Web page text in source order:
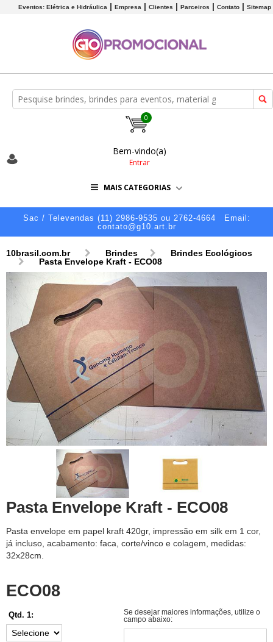
Eventos: Elétrica e Hidráulica Empresa Clientes Parceiros Contato Sitemap
0
Bem-vindo(a)
Entrar
MAIS CATEGORIAS
Sac / Televendas (11) 2986-9535 ou 2762-4664
Email:
contato@g10.art.br
10brasil.com.br Brindes
Brindes Ecológicos
Pasta Envelope Kraft - ECO08
Pasta Envelope Kraft - ECO08
Pasta envelope em papel kraft 420gr, impressão em silk em 1 cor,
já incluso, acabamento: faca, corte/vinco e colagem, medidas:
32x28cm.
ECO08
Qtd. 1:
Se desejar maiores informações, utilize o
campo abaixo: